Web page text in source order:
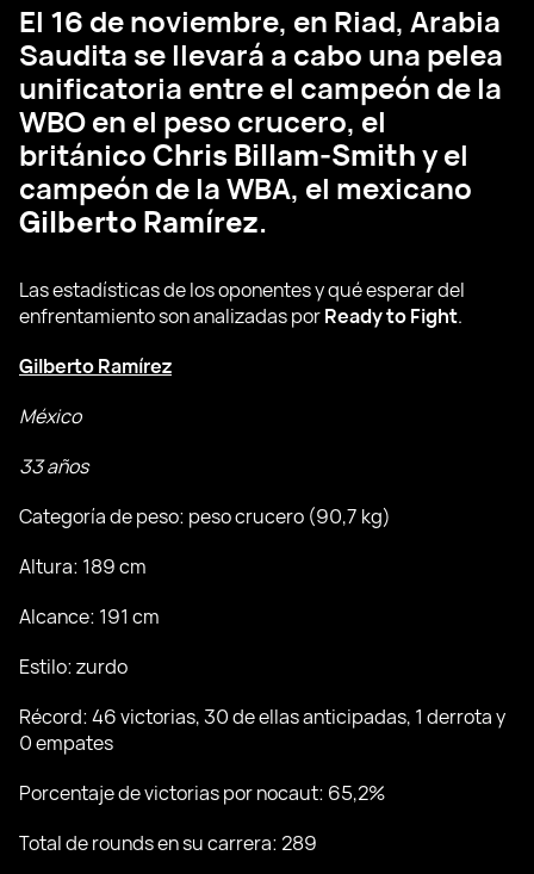
El 16 de noviembre, en Riad, Arabia
Saudita se llevará a cabo una pelea
unificatoria entre el campeón de la
WBO en el peso crucero, el
británicoChris Billam-Smithy el
campeón de la WBA, el mexicano
Gilberto Ramírez.
Las estadísticas de los oponentes y qué esperar del
enfrentamiento son analizadas porReady to Fight.
Gilberto Ramírez
México
33 años
Categoría de peso: peso crucero (90,7 kg)
Altura: 189 cm
Alcance: 191 cm
Estilo: zurdo
Récord: 46 victorias, 30 de ellas anticipadas, 1 derrota y
0 empates
Porcentaje de victorias por nocaut: 65,2%
Total de rounds en su carrera: 289